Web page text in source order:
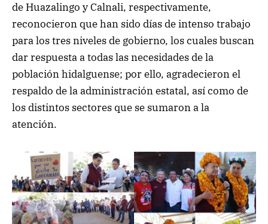
de Huazalingo y Calnali, respectivamente,
reconocieron que han sido días de intenso trabajo
para los tres niveles de gobierno, los cualesbuscan
dar respuesta a todas las necesidades de la
población hidalguense; por ello, agradecieron el
respaldo de la administración estatal, así como de
los distintos sectores que se sumaron a la
atención.